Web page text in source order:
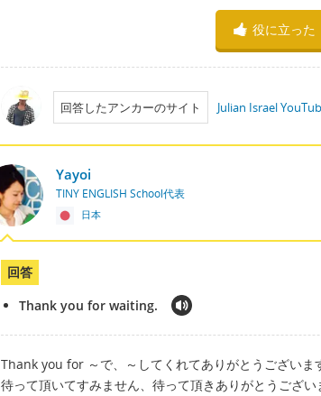
役に立った
回答したアンカーのサイト Julian Israel
Yayoi
TINY ENGLISH School代表
日本
回答
Thank you for waiting.
Thank you for ～で、～してくれてありがとうございま
待って頂いてすみません、待って頂きありがとうござい